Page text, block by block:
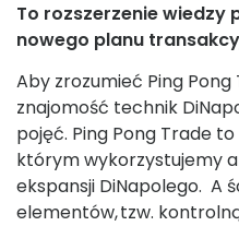
To rozszerzenie
nowego planu
Aby zrozumieć Ping
znajomość technik
pojęć. Ping Pong Trade
którym wykorzystujemy
ekspansji DiNapolego. A
elementów, tzw.